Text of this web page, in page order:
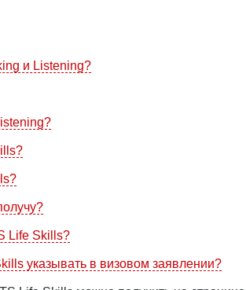
и Listening?
Life Skills?
указывать в визовом заявлении?